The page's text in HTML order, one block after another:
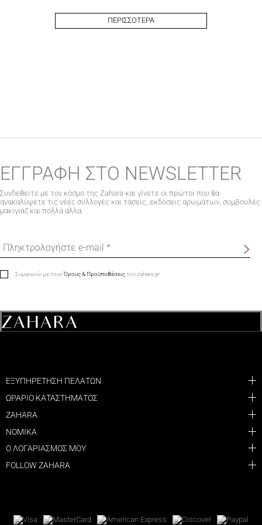
ΠΕΡΙΣΣΟΤΕΡΑ
ΕΓΓΡΑΦΗ ΣΤΟ NEWSLETTER
Συνδεθείτε με τον κόσμο της Zahara και γίνετε οι πρώτοι που θα
ανακαλύψετε τις νέες συλλογές και τάσεις, εκδόσεις αρωμάτων, συμβουλές
μακιγιάζ και πολλά άλλα.
Συμφωνώ με τουςΌρους & Προϋποθέσειςτου zahara.gr
ΕΞΥΠΗΡΕΤΗΣΗ ΠΕΛΑΤΩΝ
ΩΡΑΡΙΟ ΚΑΤΑΣΤΗΜΑΤΟΣ
ZAHARA
ΝΟΜΙΚΑ
Ο ΛΟΓΑΡΙΑΣΜΟΣ ΜΟΥ
FOLLOW ZAHARA